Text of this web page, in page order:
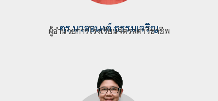
ดร.นวลอนงค์ ธรรมเจริญ
ผู้อำนวยการโรงเรียนจิตรลดาวิชาชีพ